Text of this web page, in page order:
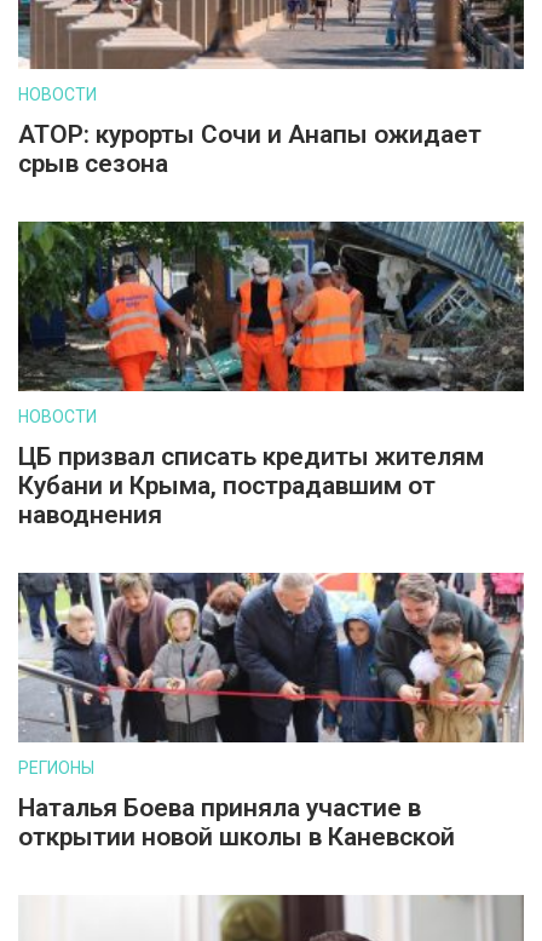
НОВОСТИ
АТОР: курорты Сочи и Анапы ожидает
срыв сезона
НОВОСТИ
ЦБ призвал списать кредиты жителям
Кубани и Крыма, пострадавшим от
наводнения
РЕГИОНЫ
Наталья Боева приняла участие в
открытии новой школы в Каневской